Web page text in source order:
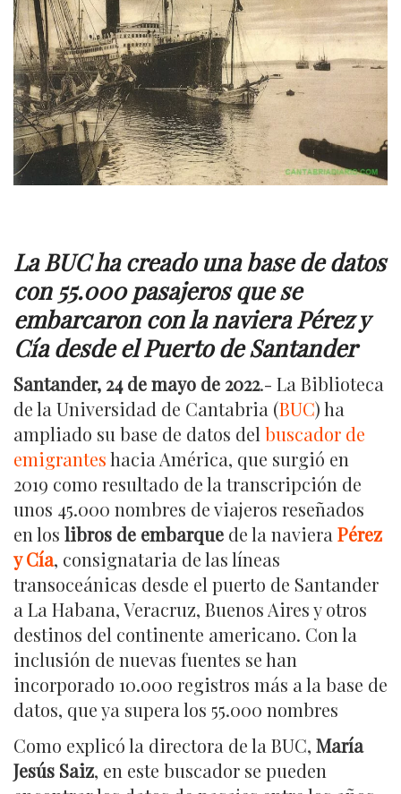
La BUC ha creado una base de datos
con 55.000 pasajeros que se
embarcaron con la naviera Pérez y
Cía desde el Puerto de Santander
Santander, 24 de mayo de 2022.- La Biblioteca
de la Universidad de Cantabria (BUC) ha
ampliado su base de datos del buscador de
emigranteshacia América, que surgió en
2019 como resultado de la transcripción de
unos 45.000 nombres de viajeros reseñados
en los libros de embarque de la naviera Pérez
y Cía, consignataria de las líneas
transoceánicas desde el puerto de Santander
a La Habana, Veracruz, Buenos Aires y otros
destinos del continente americano. Con la
inclusión de nuevas fuentes se han
incorporado 10.000 registros más a la base de
datos, que ya supera los 55.000 nombres
Como explicó la directora de la BUC, María
Jesús Saiz, en este buscador se pueden